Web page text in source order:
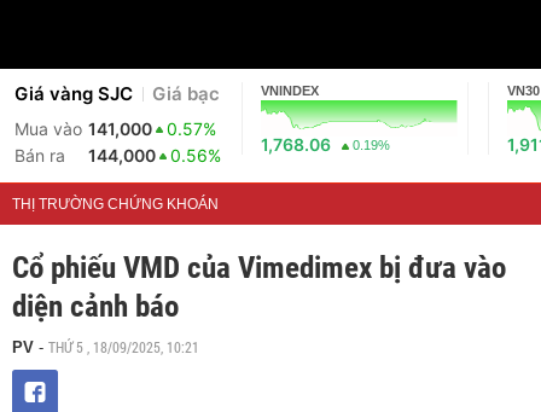
Giá vàng SJC Giá bạc
Mua vào 141,000
0.57%
Bán ra
144,000 0.56%
VNINDEX
1,768.06 0.19%
VN30
THỊ TRƯỜNG CHỨNG KHOÁN
Cổ phiếu VMD của Vimedimex bị đưa vào
diện cảnh báo
PV - THỨ 5 , 18/09/2025, 10:21